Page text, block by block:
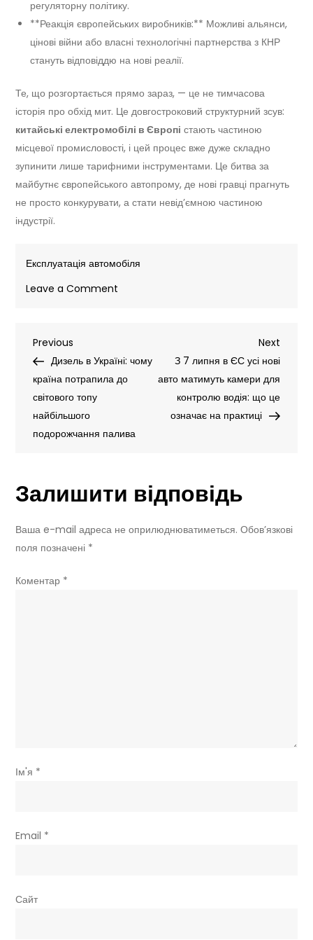
регуляторну політику.
**Реакція європейських виробників:** Можливі альянси,
цінові війни або власні технологічні партнерства з КНР
стануть відповіддю на нові реалії.
Те, що розгортається прямо зараз, — це не тимчасова
історія про обхід мит. Це довгостроковий структурний зсув:
китайські електромобілі в Європі стають частиною
місцевої промисловості, і цей процес вже дуже складно
зупинити лише тарифними інструментами. Це битва за
майбутнє європейського автопрому, де нові гравці прагнуть
не просто конкурувати, а стати невід’ємною частиною
індустрії.
Експлуатація автомобіля
Leave a Comment
електрокарів
обходять
виробництво
та
Італії
Навігація
записів
Previous
Post
Previous
Дизель в Україні: чому
країна потрапила до
світового топу
найбільшого
подорожчання палива
Next
Post
Next
З 7 липня в ЄС усі нові
авто матимуть камери для
контролю водія: що це
означає на практиці
Залишити відповідь
Ваша e-mail адреса не оприлюднюватиметься. Обов’язкові
поля позначені *
Коментар *
Ім'я *
Email *
Сайт